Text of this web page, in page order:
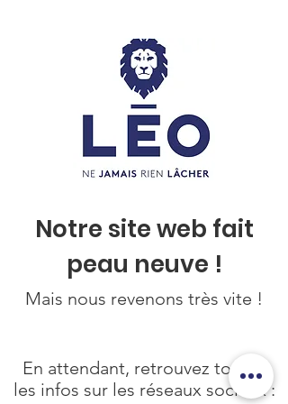
Notre site web fait
peau neuve !
Mais nous revenons très vite !
En attendant, retrouvez toutes
les infos sur les réseaux sociaux :